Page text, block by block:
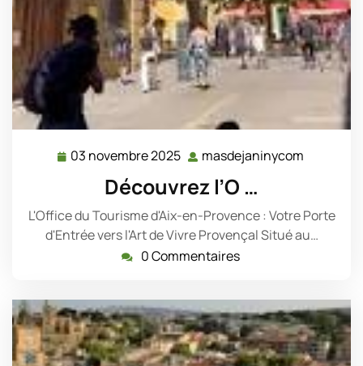
03 novembre 2025 03
novembre
2025
masdejaninycom
Découvrez l’O …
L'Office du Tourisme d'Aix-en-Provence : Votre Porte
d'Entrée vers l'Art de Vivre Provençal Situé au…
0 Commentaires